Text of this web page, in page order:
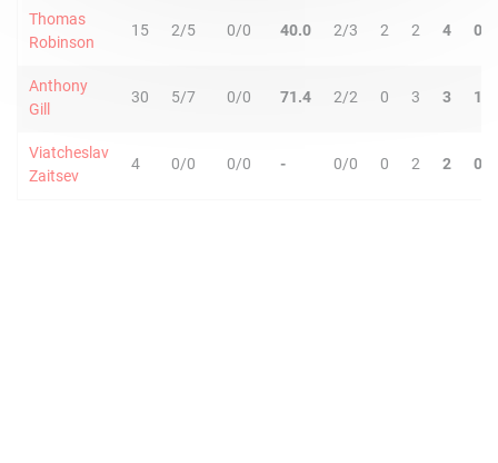
Thomas
Robinson
15 2/5 0/0 40.0 2/3 2 2 4 0
Anthony
Gill
30 5/7 0/0 71.4 2/2 0 3 3 1
Viatcheslav
Zaitsev
4 0/0 0/0 - 0/0 0 2 2 0